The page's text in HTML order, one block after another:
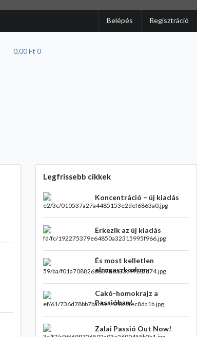
Belépés
Regisztráció
0,00 Ft 0
Legfrissebb cikkek
Koncentráció – új kiadás
Érkezik az új kiadás
És most kelletlen
elrugaszkodom
Cakó-homokrajz a
Passióban!
Zalai Passió Out Now!